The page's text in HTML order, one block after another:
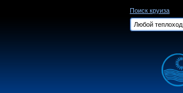
Поиск круиза
Любой теплоход